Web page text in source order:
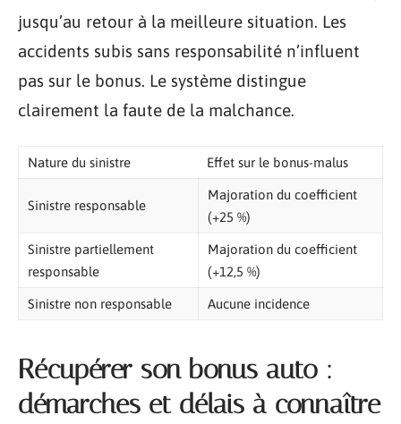
jusqu’au retour à la meilleure situation. Les
accidents subis sans responsabilité n’influent
pas sur le bonus. Le système distingue
clairement la faute de la malchance.
Nature du sinistre Effet sur le bonus-malus
Sinistre responsable
Majoration du coefficient
(+25 %)
Sinistre partiellement
responsable
Majoration du coefficient
(+12,5 %)
Sinistre non responsable Aucune incidence
Récupérer son bonus auto :
démarches et délais à connaître